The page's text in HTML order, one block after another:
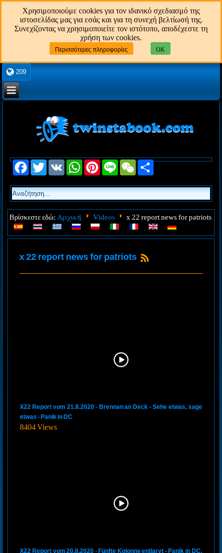
Χρησιμοποιούμε cookies για τον ιδανικό σχεδιασμό της
ιστοσελίδας μας για εσάς και για τη συνεχή βελτίωσή της.
Συνεχίζοντας να χρησιμοποιείτε τον ιστότοπο, αποδέχεστε τη
χρήση των cookies.
Περισσότερες πληροφορίες OK
209
Facebook
Twitter VK WhatsAppPinterestLine WeChat
Βρίσκεστε εδώ: Αρχική Videos x 22 report news for patriots
x 22 report news for patriots
X22 Report vom 21.8.2020 - Brennan an Deck - Sehe etwas, sage
etwas - Panik in DC
8404 Views
X22 Report vom 20.8.2020 - Fünfte Kolonne entlarvt - Panik in DC,